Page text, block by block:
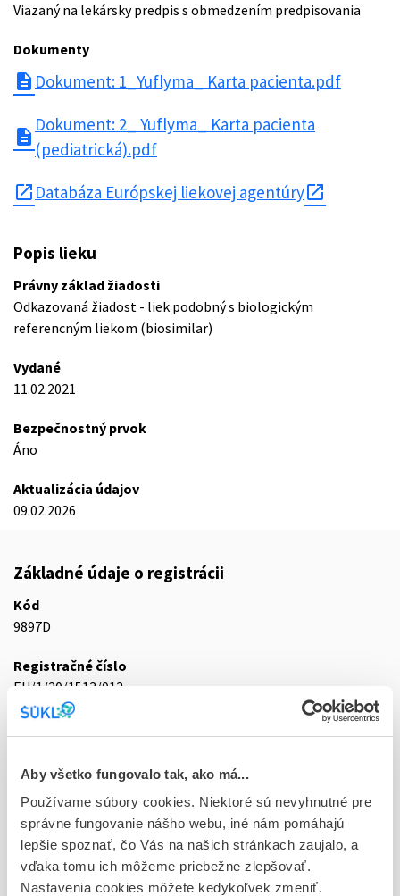
Aby všetko fungovalo tak, ako má...
Používame súbory cookies. Niektoré sú nevyhnutné pre
správne fungovanie nášho webu, iné nám pomáhajú
lepšie spoznať, čo Vás na našich stránkach zaujalo, a
vďaka tomu ich môžeme priebežne zlepšovať.
Nastavenia cookies môžete kedykoľvek zmeniť.
Viazaný na lekársky predpis s obmedzením predpisovania
Dokumenty
description Dokument: 1_Yuflyma_ Karta pacienta.pdf
description
Dokument: 2_ Yuflyma_ Karta pacienta
(pediatrická).pdf
open_in_new Databáza Európskej liekovej agentúry
Popis lieku
Právny základ žiadosti
Odkazovaná žiadost - liek podobný s biologickým
referencným liekom (biosimilar)
Vydané
11.02.2021
Bezpečnostný prvok
Áno
Aktualizácia údajov
09.02.2026
Základné údaje o registrácii
Kód
9897D
Registračné číslo
EU/1/20/1513/013
Stav
E - EU registrácia
Typ registračnej procedúry
Európska